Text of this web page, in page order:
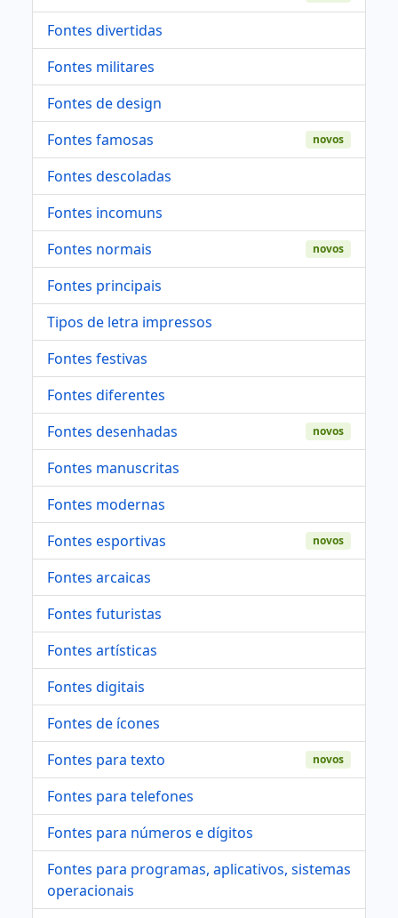
Fontes divertidas
Fontes militares
Fontes de design
Fontes famosas
novos
Fontes descoladas
Fontes incomuns
Fontes normais
novos
Fontes principais
Tipos de letra impressos
Fontes festivas
Fontes diferentes
Fontes desenhadas
novos
Fontes manuscritas
Fontes modernas
Fontes esportivas
novos
Fontes arcaicas
Fontes futuristas
Fontes artísticas
Fontes digitais
Fontes de ícones
Fontes para texto
novos
Fontes para telefones
Fontes para números e dígitos
Fontes para programas, aplicativos, sistemas
operacionais